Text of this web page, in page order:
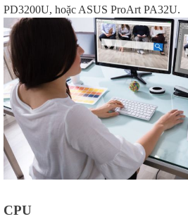
PD3200U, hoặc ASUS ProArt PA32U.
CPU